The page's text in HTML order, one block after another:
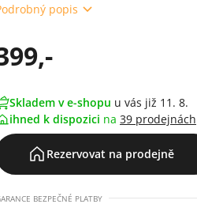
popis
Skladem v e-shopu u vás již 11. 8.
ihned k dispozici na 39 prodejnách
Rezervovat na prodejně
BEZPEČNÉ PLATBY